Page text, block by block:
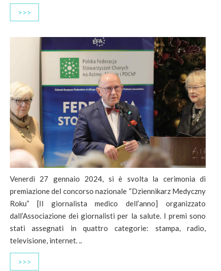
>>>
Venerdì 27 gennaio 2024, si è svolta la cerimonia di
premiazione del concorso nazionale “Dziennikarz Medyczny
Roku” [Il giornalista medico dell’anno] organizzato
dall’Associazione dei giornalisti per la salute. I premi sono
stati assegnati in quattro categorie: stampa, radio,
televisione, internet. ..
>>>